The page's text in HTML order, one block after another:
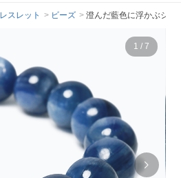
スレット ビーズ 澄んだ藍色に浮かぶシラ
1 / 7